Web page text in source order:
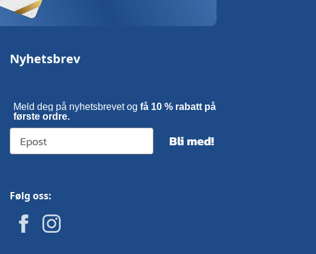
Nyhetsbrev
Meld deg på nyhetsbrevet og få 10 % rabatt på
første ordre.
Bli med!
Følg oss: